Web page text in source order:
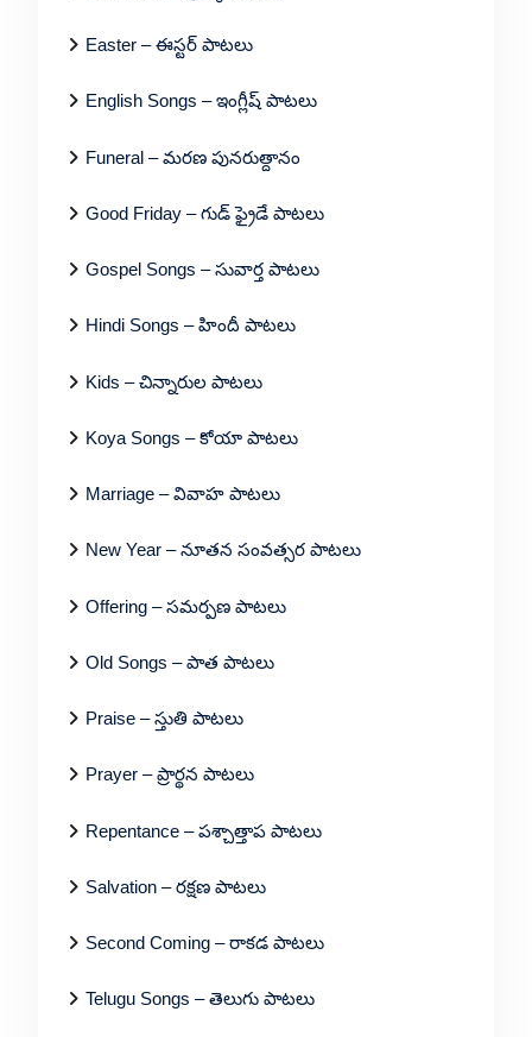
Easter – ఈస్టర్ పాటలు
English Songs – ఇంగ్లీష్ పాటలు
Funeral – మరణ పునరుత్దానం
Good Friday – గుడ్ ఫ్రైడే పాటలు
Gospel Songs – సువార్త పాటలు
Hindi Songs – హిందీ పాటలు
Kids – చిన్నారుల పాటలు
Koya Songs – కోయా పాటలు
Marriage – వివాహ పాటలు
New Year – నూతన సంవత్సర పాటలు
Offering – సమర్పణ పాటలు
Old Songs – పాత పాటలు
Praise – స్తుతి పాటలు
Prayer – ప్రార్థన పాటలు
Repentance – పశ్చాత్తాప పాటలు
Salvation – రక్షణ పాటలు
Second Coming – రాకడ పాటలు
Telugu Songs – తెలుగు పాటలు